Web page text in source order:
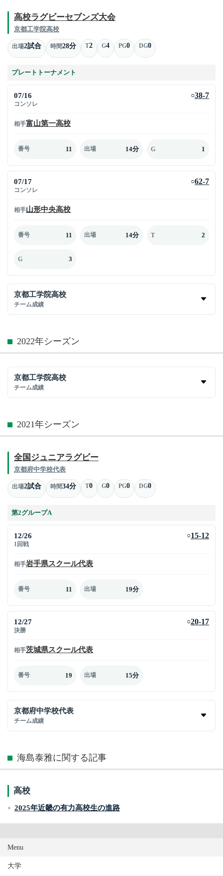
高校ラグビーセブンズ大会
京都工学院高校
出場2試合 時間28分 T2 G4 PG0 DG0
プレートトーナメント
07/16
コンソレ
○38-7
相手富山第一高校
番号 11 出場 14分 G 1
07/17
コンソレ
○62-7
相手山形中央高校
番号 11 出場 14分 T 2
G 3
京都工学院高校
チーム成績
2022年シーズン
京都工学院高校
チーム成績
2021年シーズン
全国ジュニアラグビー
京都府中学校代表
出場2試合 時間34分 T0 G0 PG0 DG0
第2グループA
12/26
1回戦
○15-12
相手岩手県スクール代表
番号 11 出場 19分
12/27
決勝
○20-17
相手茨城県スクール代表
番号 19 出場 15分
京都府中学校代表
チーム成績
海島泰雅に関する記事
高校
2025年近畿の有力高校生の進路
Menu
大学